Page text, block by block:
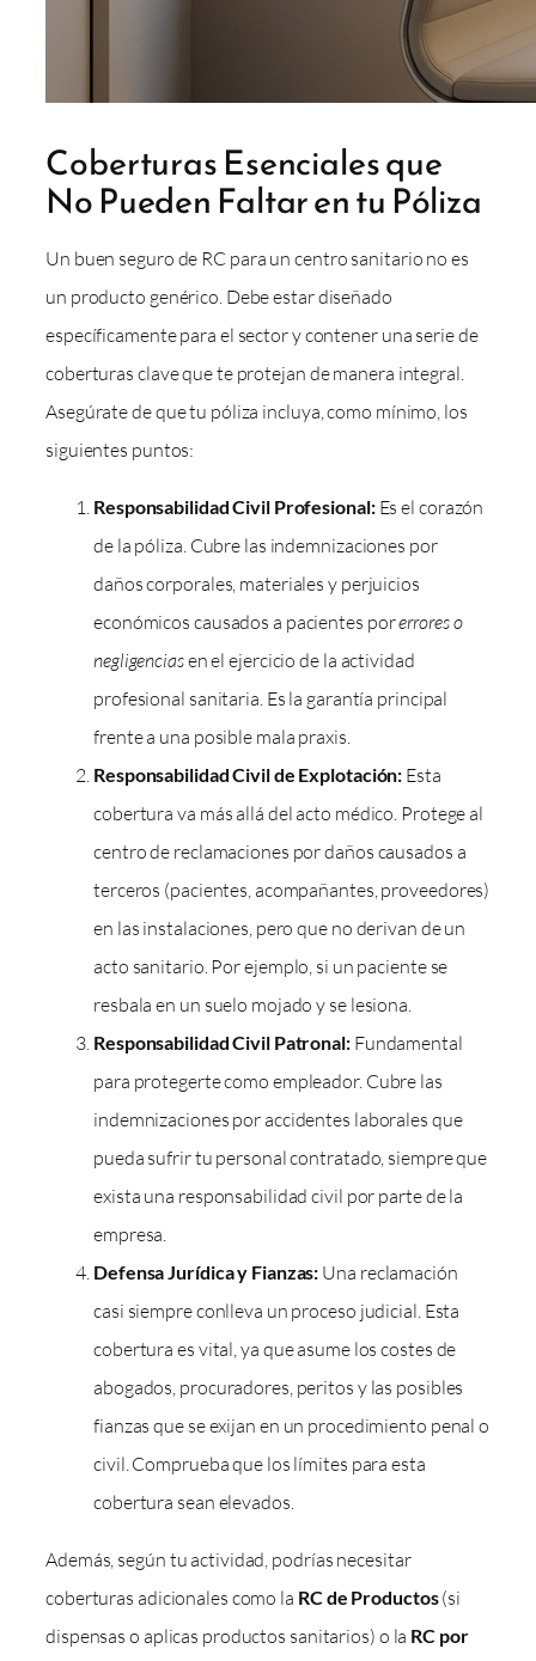
Coberturas Esenciales que
No Pueden Faltar en tu Póliza
Un buen seguro de RC para un centro sanitario no es
un producto genérico. Debe estar diseñado
específicamente para el sector y contener una serie de
coberturas clave que te protejan de manera integral.
Asegúrate de que tu póliza incluya, como mínimo, los
siguientes puntos:
Responsabilidad Civil Profesional:Es el corazón
de la póliza. Cubre las indemnizaciones por
daños corporales, materiales y perjuicios
económicos causados a pacientes porerrores o
negligenciasen el ejercicio de la actividad
profesional sanitaria. Es la garantía principal
frente a una posible mala praxis.
Responsabilidad Civil de Explotación: Esta
cobertura va más allá del acto médico. Protege al
centro de reclamaciones por daños causados a
terceros (pacientes, acompañantes, proveedores)
en las instalaciones, pero que no derivan de un
acto sanitario. Por ejemplo, si un paciente se
resbala en un suelo mojado y se lesiona.
Responsabilidad Civil Patronal:Fundamental
para protegerte como empleador. Cubre las
indemnizaciones por accidentes laborales que
pueda sufrir tu personal contratado, siempre que
exista una responsabilidad civil por parte de la
empresa.
Defensa Jurídica y Fianzas: Una reclamación
casi siempre conlleva un proceso judicial. Esta
cobertura es vital, ya que asume los costes de
abogados, procuradores, peritos y las posibles
fianzas que se exijan en un procedimiento penal o
civil. Comprueba que los límites para esta
cobertura sean elevados.
Además, según tu actividad, podrías necesitar
coberturas adicionales como la RC de Productos(si
dispensas o aplicas productos sanitarios) o la RC por